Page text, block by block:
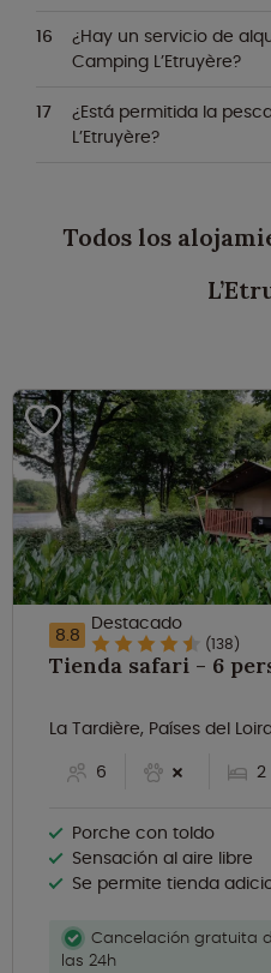
¿Hay un servicio de
Camping L’Etruyère?
¿Está permitida la
L’Etruyère?
Todos los
8.8 Destacado
(138)
Tienda
La Tardière, Países del
6
2
Porche con toldo
Sensación al aire libre
Se permite tienda adicional
Cancelación gratuita
las 24h